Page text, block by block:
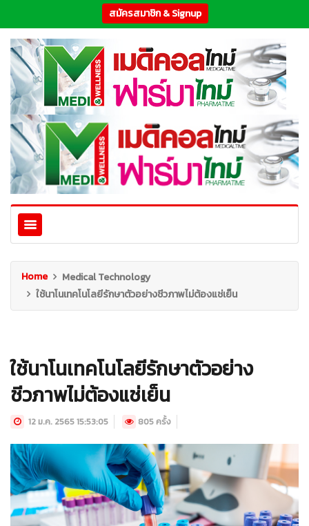
สมัครสมาชิก & Signup
Home
Medical Technology
ใช้นาโนเทคโนโลยีรักษาตัวอย่างชีวภาพไม่ต้องแช่เย็น
ใช้นาโนเทคโนโลยีรักษาตัวอย่าง
ชีวภาพไม่ต้องแช่เย็น
12 ม.ค. 2565 15:53:05 805 ครั้ง